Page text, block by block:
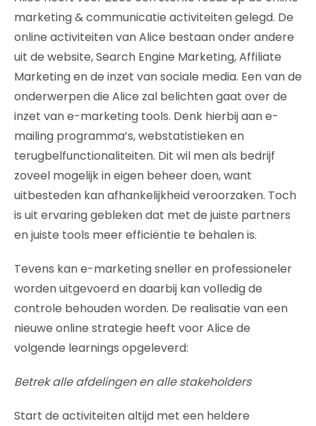
marketing & communicatie activiteiten gelegd. De
online activiteiten van Alice bestaan onder andere
uit de website, Search Engine Marketing, Affiliate
Marketing en de inzet van sociale media. Een van de
onderwerpen die Alice zal belichten gaat over de
inzet van e-marketing tools. Denk hierbij aan e-
mailing programma’s, webstatistieken en
terugbelfunctionaliteiten. Dit wil men als bedrijf
zoveel mogelijk in eigen beheer doen, want
uitbesteden kan afhankelijkheid veroorzaken. Toch
is uit ervaring gebleken dat met de juiste partners
en juiste tools meer efficiëntie te behalen is.
Tevens kan e-marketing sneller en professioneler
worden uitgevoerd en daarbij kan volledig de
controle behouden worden. De realisatie van een
nieuwe online strategie heeft voor Alice de
volgende learnings opgeleverd:
Betrek alle afdelingen en alle stakeholders
Start de activiteiten altijd met een heldere